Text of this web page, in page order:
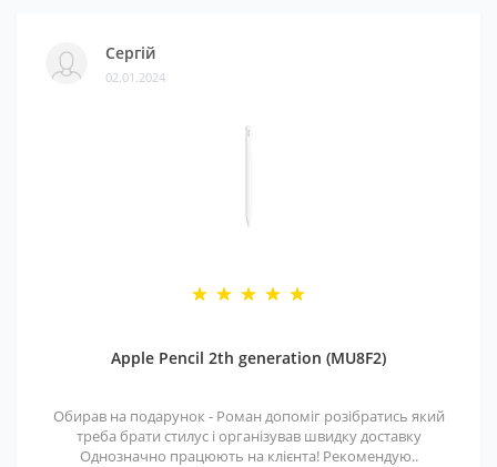
Сергій
02.01.2024
Apple Pencil 2th generation (MU8F2)
Обирав на подарунок - Роман допоміг розібратись який
треба брати стилус і організував швидку доставку
Однозначно працюють на клієнта! Рекомендую..